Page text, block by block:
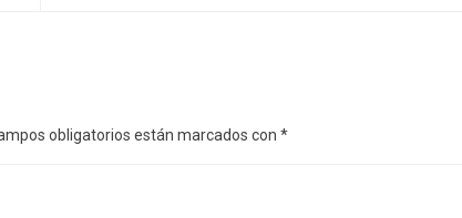
obligatorios están marcados con *